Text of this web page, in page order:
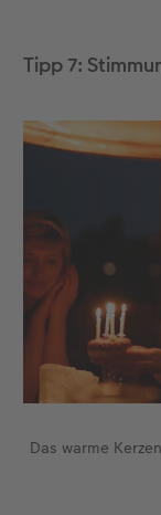
Tipp 7:
Das warme